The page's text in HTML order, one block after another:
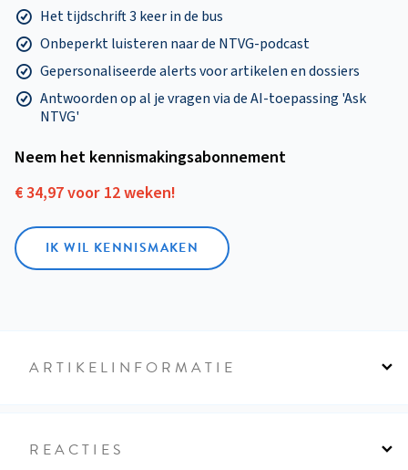
Het tijdschrift 3 keer in de bus
Onbeperkt luisteren naar de NTVG-podcast
Gepersonaliseerde alerts voor artikelen en dossiers
Antwoorden op al je vragen via de AI-toepassing 'Ask
NTVG'
Neem het kennismakings­abonnement
€ 34,97 voor 12 weken!
IK WIL KENNISMAKEN
ARTIKELINFORMATIE
REACTIES